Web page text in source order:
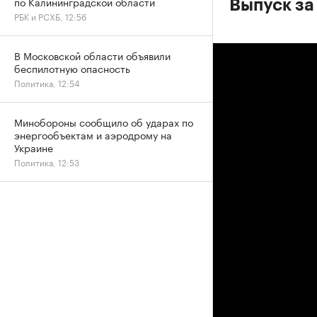
Выпуск
РБК и РСХБ, 12:56
В Московской области объявили
беспилотную опасность
Политика, 12:54
Минобороны сообщило об ударах по
энергообъектам и аэродрому на
Украине
Политика, 12:53